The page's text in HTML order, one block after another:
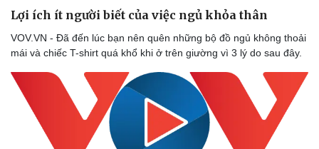
Lợi ích ít người biết của việc ngủ khỏa thân
VOV.VN - Đã đến lúc bạn nên quên những bộ đồ ngủ không thoải
mái và chiếc T-shirt quá khổ khi ở trên giường vì 3 lý do sau đây.